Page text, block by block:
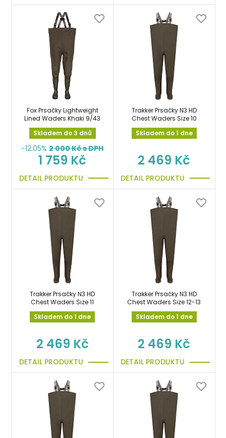
Fox Prsačky Lightweight
Lined Waders Khaki 9/43
Skladem do 3 dnů
-12.05% 2 000Kč s DPH
1 759 Kč
DETAIL PRODUKTU
Trakker Prsačky N3 HD
Chest Waders Size 10
Skladem do 1 dne
2 469 Kč
DETAIL PRODUKTU
Trakker Prsačky N3 HD
Chest Waders Size 11
Skladem do 1 dne
2 469 Kč
DETAIL PRODUKTU
Trakker Prsačky N3 HD
Chest Waders Size 12-13
Skladem do 1 dne
2 469 Kč
DETAIL PRODUKTU